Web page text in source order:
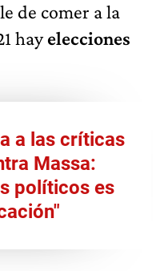
de comer a la
hayelecciones
a las críticas
Massa:
políticos es